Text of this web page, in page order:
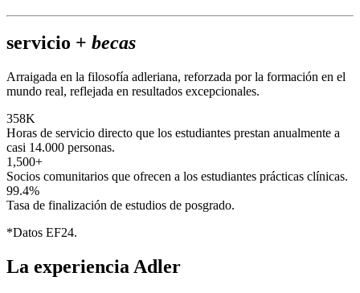
servicio + becas
Arraigada en la filosofía adleriana, reforzada por la formación en el
mundo real, reflejada en resultados excepcionales.
358K
Horas de servicio directo que los estudiantes prestan anualmente a
casi 14.000 personas.
1,500+
Socios comunitarios que ofrecen a los estudiantes prácticas clínicas.
99.4%
Tasa de finalización de estudios de posgrado.
*Datos EF24.
La experiencia Adler